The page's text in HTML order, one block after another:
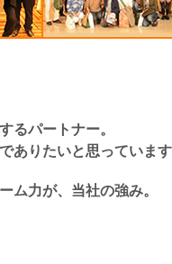
るパートナー。
ありたいと思っていま
ム力が、当社の強み。